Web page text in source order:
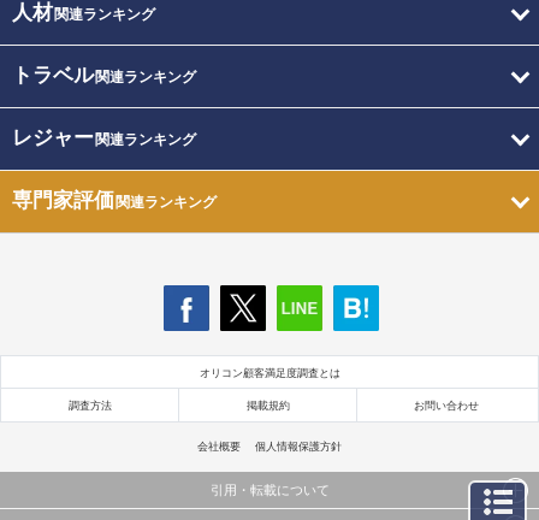
人材関連ランキング
トラベル関連ランキング
レジャー関連ランキング
専門家評価関連ランキング
オリコン顧客満足度調査とは
調査方法 掲載規約 お問い合わせ
会社概要 個人情報保護方針
引用・転載について